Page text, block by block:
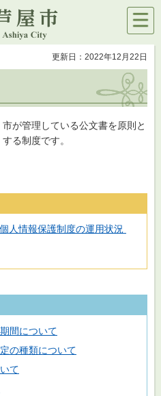
メニ
ュー
更新日：2022年12月22日
が管理している公文書を原則と
る制度です。
人情報保護制度の運用状況
間について
の種類について
て